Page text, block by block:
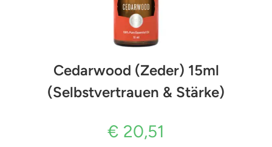
Cedarwood (Zeder) 15ml
(Selbstvertrauen & Stärke)
€ 20,51